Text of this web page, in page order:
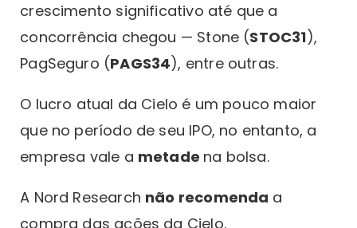
crescimento significativo até que a
concorrência chegou — Stone (STOC31),
PagSeguro (PAGS34), entre outras.
O lucro atual da Cielo é um pouco maior
que no período de seu IPO, no entanto, a
empresa vale a metade na bolsa.
A Nord Research não recomenda a
compra das ações da Cielo.